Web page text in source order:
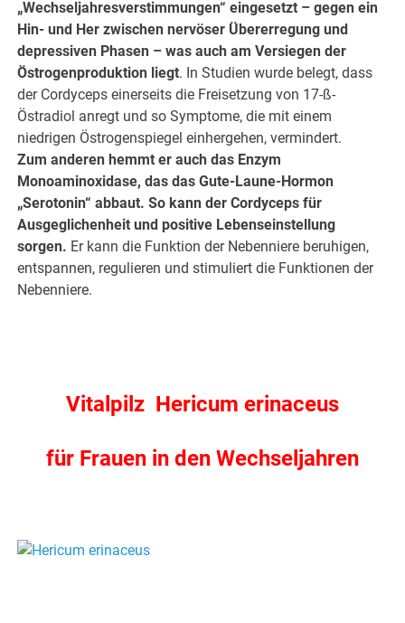
„Wechseljahresverstimmungen“ eingesetzt – gegen ein
Hin- und Her zwischen nervöser Übererregung und
depressiven Phasen – was auch am Versiegen der
Östrogenproduktion liegt. In Studien wurde belegt, dass
der Cordyceps einerseits die Freisetzung von 17-ß-
Östradiol anregt und so Symptome, die mit einem
niedrigen Östrogenspiegel einhergehen, vermindert.
Zum anderen hemmt er auch das Enzym
Monoaminoxidase, das das Gute-Laune-Hormon
„Serotonin“ abbaut. So kann der Cordyceps für
Ausgeglichenheit und positive Lebenseinstellung
sorgen. Er kann die Funktion der Nebenniere beruhigen,
entspannen, regulieren und stimuliert die Funktionen der
Nebenniere.
Vitalpilz Hericum erinaceus
für Frauen in den Wechseljahren